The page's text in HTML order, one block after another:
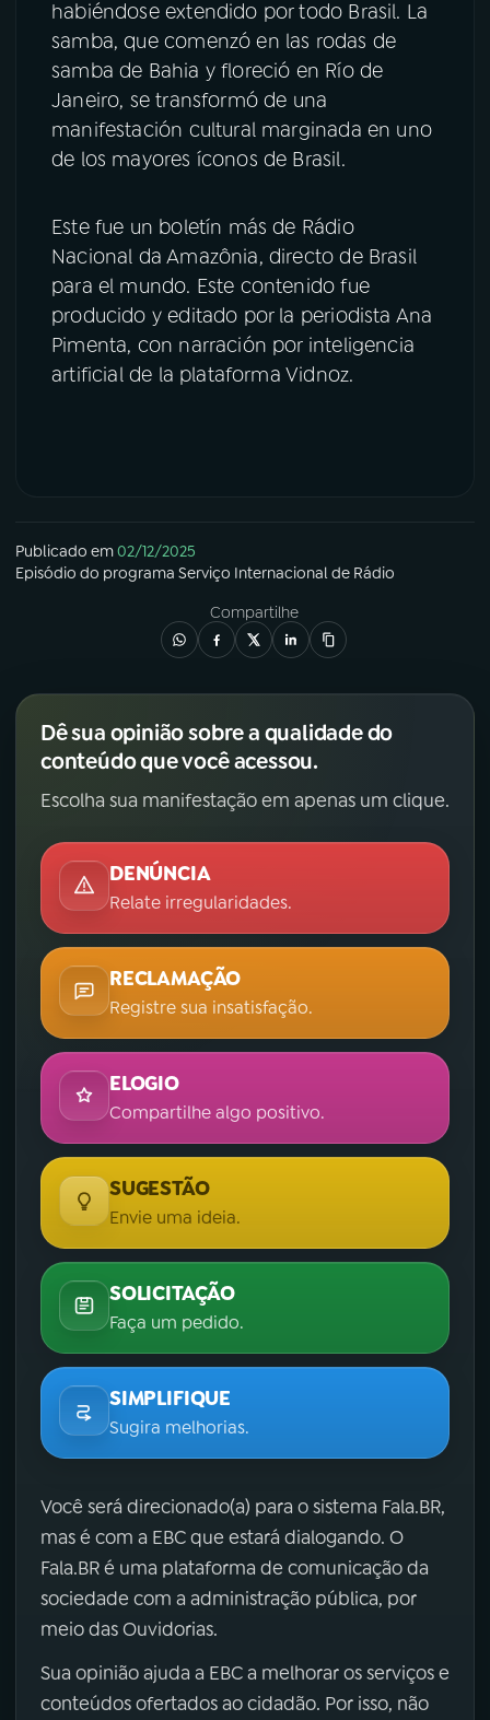
habiéndose extendido por todo Brasil. La
samba, que comenzó en las rodas de
samba de Bahia y floreció en Río de
Janeiro, se transformó de una
manifestación cultural marginada en uno
de los mayores íconos de Brasil.
Este fue un boletín más de Rádio
Nacional da Amazônia, directo de Brasil
para el mundo. Este contenido fue
producido y editado por la periodista Ana
Pimenta, con narración por inteligencia
artificial de la plataforma Vidnoz.
Publicado em02/12/2025
Episódio do programa Serviço Internacional de Rádio
Compartilhe
Dê sua opinião sobre a qualidade do
conteúdo que você acessou.
Escolha sua manifestação em apenas um clique.
DENÚNCIA
Relate irregularidades.
RECLAMAÇÃO
Registre sua insatisfação.
ELOGIO
Compartilhe algo positivo.
SUGESTÃO
Envie uma ideia.
SOLICITAÇÃO
Faça um pedido.
SIMPLIFIQUE
Sugira melhorias.
Você será direcionado(a) para o sistema Fala.BR,
mas é com a EBC que estará dialogando. O
Fala.BR é uma plataforma de comunicação da
sociedade com a administração pública, por
meio das Ouvidorias.
Sua opinião ajuda a EBC a melhorar os serviços e
conteúdos ofertados ao cidadão. Por isso, não